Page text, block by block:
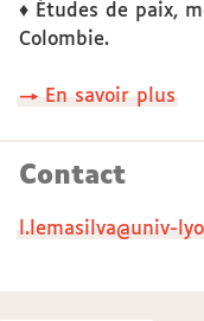
♦ Études de paix,
Colombie.
→ En savoir plus
Contact
l.lemasilva@univ-